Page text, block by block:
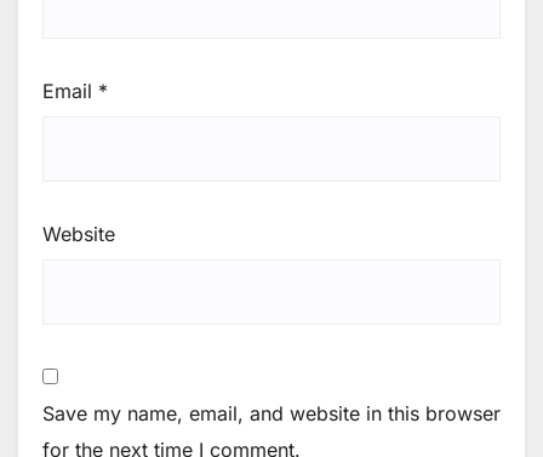
Email *
Website
Save my name, email, and website in this browser
for the next time I comment.